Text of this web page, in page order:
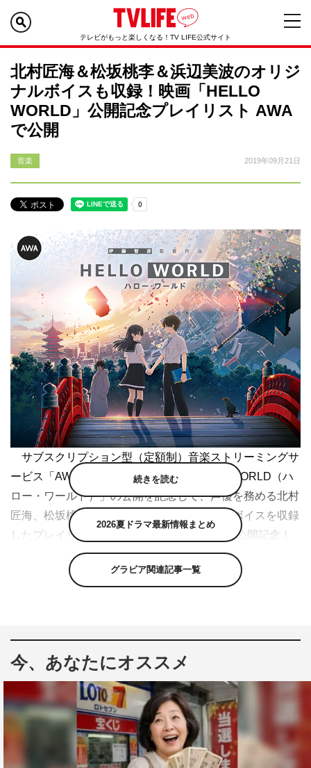
テレビがもっと楽しくなる！TV LIFE公式サイト
北村匠海＆松坂桃李＆浜辺美波のオリジ
ナルボイスも収録！映画「HELLO
WORLD」公開記念プレイリスト AWA
で公開
音楽 2019年09月21日
サブスクリプション型（定額制）音楽ストリーミングサ
ービス「AWA（アワ）」で、映画「HELLO WORLD（ハ
ロー・ワールド）」の公開を記念して、声優を務める北村
匠海、松坂桃李、浜辺美波によるオリジナルボイスを収録
したプレイリスト『映画「HELLO WORLD」公開記念！
映画を彩る、若き才能たちの音楽。』が公開された。
映画「HELLO WORLD」は、伊藤智彦監督が手掛ける
り、2017年に手掛けた映画「劇場版 ソードアート・オン
ライン -オーディナル・スケール-」が興行収入25億円（全
世界累計興収43億円）を突破する大ヒットを記録するな
ど、今注目を集める監督の一人。映画の脚本は、小説「バ
ビロン」シリーズ、「正解するカド」の鬼才・野崎まど、
キャラクターデザインに『けいおん！』の堀口悠紀子が集
結している。
続きを読む
2026夏ドラマ最新情報まとめ
グラビア関連記事一覧
今、あなたにオススメ